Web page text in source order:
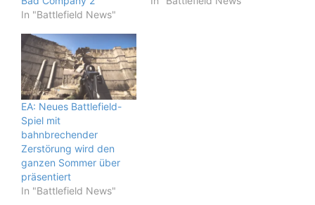
In "Battlefield News"
EA: Neues Battlefield-
Spiel mit
bahnbrechender
Zerstörung wird den
ganzen Sommer über
präsentiert
In "Battlefield News"